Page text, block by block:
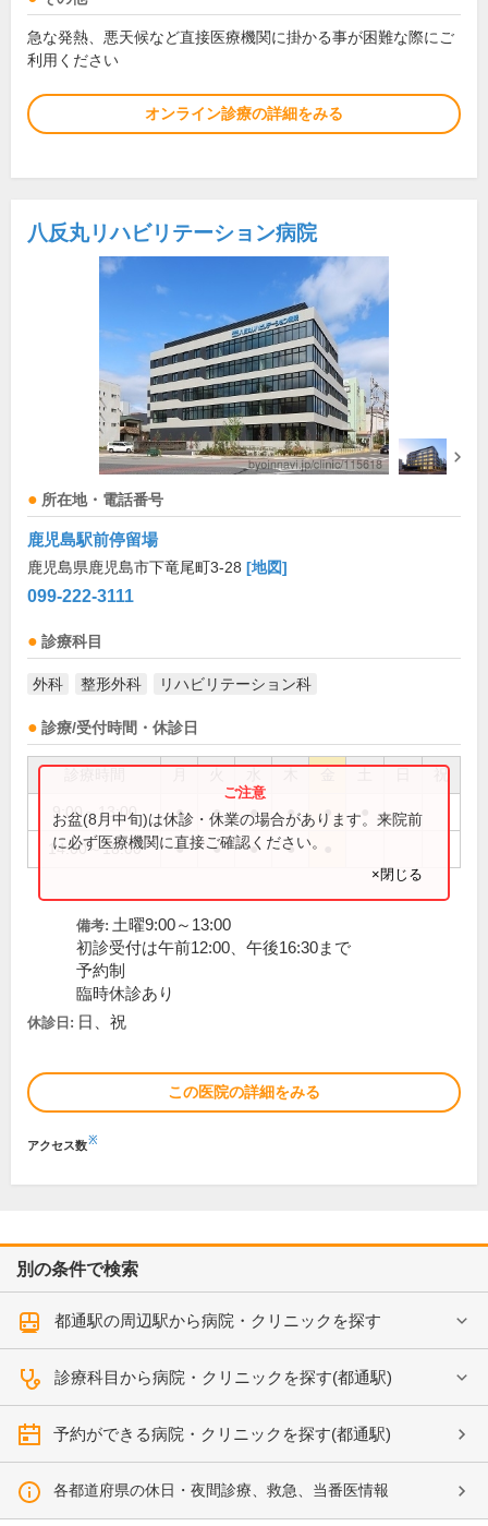
急な発熱、悪天候など直接医療機関に掛かる事が困難な際にご
利用ください
オンライン診療の詳細をみる
八反丸リハビリテーション病院
所在地・電話番号
鹿児島駅前停留場
鹿児島県鹿児島市下竜尾町3-28 [地図]
099-222-3111
診療科目
外科 整形外科 リハビリテーション科
診療/受付時間・休診日
祝
9:00～13:00 ● ● ● ● ●
14:00～18:00 ● ● ● ●
お盆(8月中旬)は休診・休業の場合があります。来院前
に必ず医療機関に直接ご確認ください。
×閉じる
備考: 土曜9:00～13:00
初診受付は午前12:00、午後16:30まで
予約制
臨時休診あり
休診日: 日、祝
この医院の詳細をみる
アクセス数※
別の条件で検索
都通駅の周辺駅から病院・クリニックを探す
診療科目から病院・クリニックを探す(都通駅)
予約ができる病院・クリニックを探す(都通駅)
各都道府県の休日・夜間診療、救急、当番医情報